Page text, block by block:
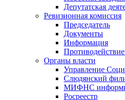
Депутатская
Ревизионная комиссия
Председатель
Документы
Информация
Органы власти
Управление
Слюдянский
МИФНС
Росреестр